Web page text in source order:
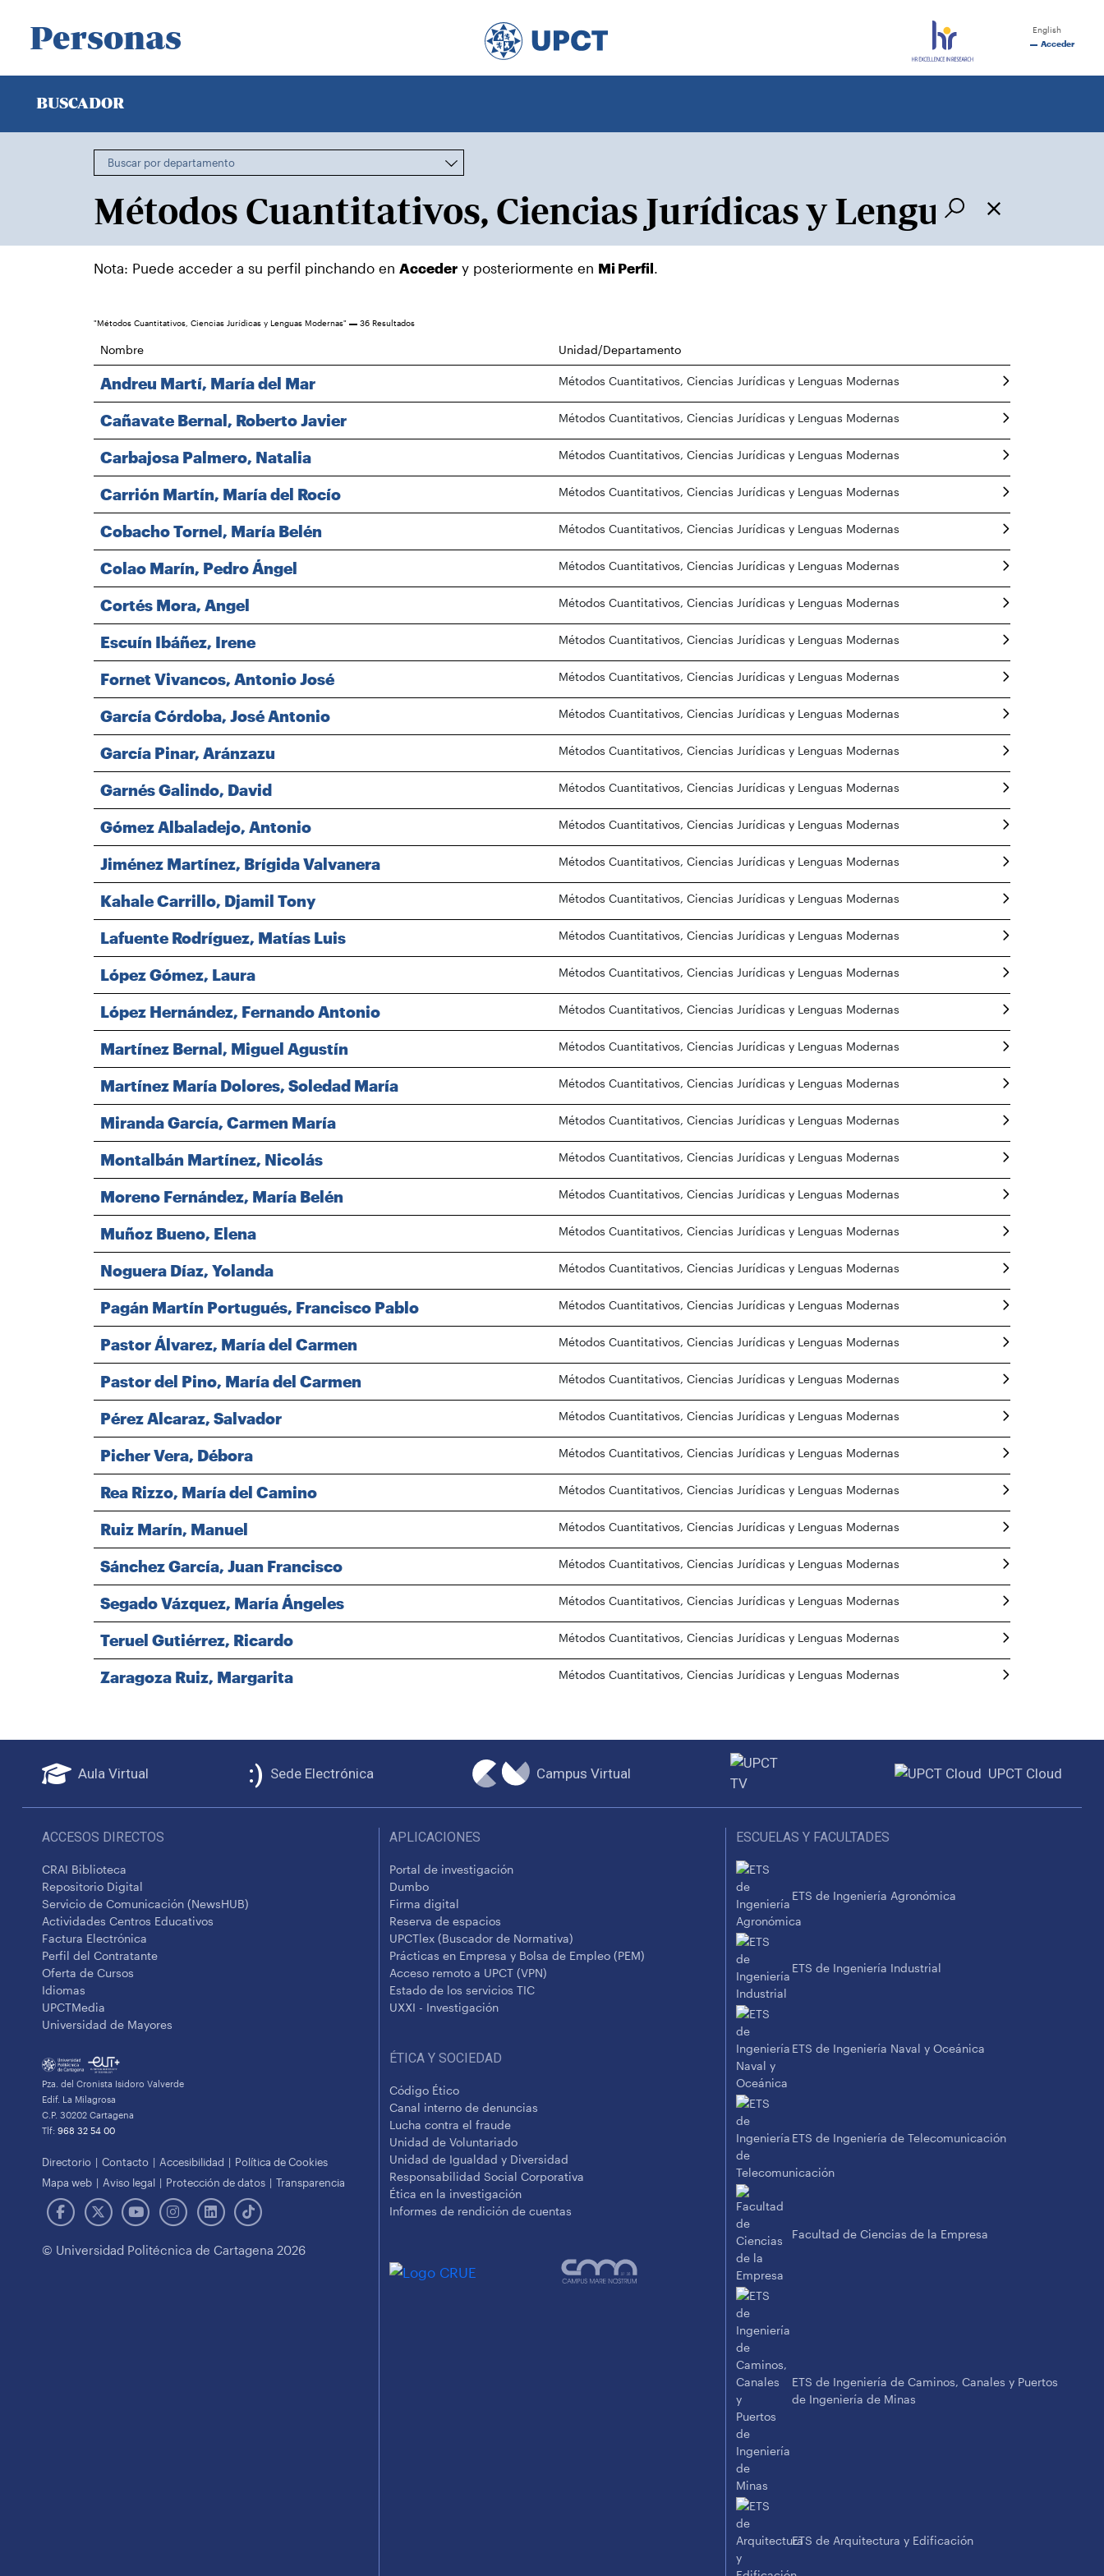
Personas
English
Acceder
BUSCADOR
Nota: Puede acceder a su perfil pinchando en Acceder y posteriormente en Mi Perfil.
"Métodos Cuantitativos, Ciencias Jurídicas y Lenguas Modernas" 36 Resultados
Nombre Unidad/Departamento
Andreu Martí, María del Mar Métodos Cuantitativos, Ciencias Jurídicas y Lenguas Modernas
Cañavate Bernal, Roberto Javier Métodos Cuantitativos, Ciencias Jurídicas y Lenguas Modernas
Carbajosa Palmero, Natalia Métodos Cuantitativos, Ciencias Jurídicas y Lenguas Modernas
Carrión Martín, María del Rocío Métodos Cuantitativos, Ciencias Jurídicas y Lenguas Modernas
Cobacho Tornel, María Belén Métodos Cuantitativos, Ciencias Jurídicas y Lenguas Modernas
Colao Marín, Pedro Ángel Métodos Cuantitativos, Ciencias Jurídicas y Lenguas Modernas
Cortés Mora, Angel Métodos Cuantitativos, Ciencias Jurídicas y Lenguas Modernas
Escuín Ibáñez, Irene Métodos Cuantitativos, Ciencias Jurídicas y Lenguas Modernas
Fornet Vivancos, Antonio José Métodos Cuantitativos, Ciencias Jurídicas y Lenguas Modernas
García Córdoba, José Antonio Métodos Cuantitativos, Ciencias Jurídicas y Lenguas Modernas
García Pinar, Aránzazu Métodos Cuantitativos, Ciencias Jurídicas y Lenguas Modernas
Garnés Galindo, David Métodos Cuantitativos, Ciencias Jurídicas y Lenguas Modernas
Gómez Albaladejo, Antonio Métodos Cuantitativos, Ciencias Jurídicas y Lenguas Modernas
Jiménez Martínez, Brígida Valvanera Métodos Cuantitativos, Ciencias Jurídicas y Lenguas Modernas
Kahale Carrillo, Djamil Tony Métodos Cuantitativos, Ciencias Jurídicas y Lenguas Modernas
Lafuente Rodríguez, Matías Luis Métodos Cuantitativos, Ciencias Jurídicas y Lenguas Modernas
López Gómez, Laura Métodos Cuantitativos, Ciencias Jurídicas y Lenguas Modernas
López Hernández, Fernando Antonio Métodos Cuantitativos, Ciencias Jurídicas y Lenguas Modernas
Martínez Bernal, Miguel Agustín Métodos Cuantitativos, Ciencias Jurídicas y Lenguas Modernas
Martínez María Dolores, Soledad María Métodos Cuantitativos, Ciencias Jurídicas y Lenguas Modernas
Miranda García, Carmen María Métodos Cuantitativos, Ciencias Jurídicas y Lenguas Modernas
Montalbán Martínez, Nicolás Métodos Cuantitativos, Ciencias Jurídicas y Lenguas Modernas
Moreno Fernández, María Belén Métodos Cuantitativos, Ciencias Jurídicas y Lenguas Modernas
Muñoz Bueno, Elena Métodos Cuantitativos, Ciencias Jurídicas y Lenguas Modernas
Noguera Díaz, Yolanda Métodos Cuantitativos, Ciencias Jurídicas y Lenguas Modernas
Pagán Martín Portugués, Francisco Pablo Métodos Cuantitativos, Ciencias Jurídicas y Lenguas Modernas
Pastor Álvarez, María del Carmen Métodos Cuantitativos, Ciencias Jurídicas y Lenguas Modernas
Pastor del Pino, María del Carmen Métodos Cuantitativos, Ciencias Jurídicas y Lenguas Modernas
Pérez Alcaraz, Salvador Métodos Cuantitativos, Ciencias Jurídicas y Lenguas Modernas
Picher Vera, Débora Métodos Cuantitativos, Ciencias Jurídicas y Lenguas Modernas
Rea Rizzo, María del Camino Métodos Cuantitativos, Ciencias Jurídicas y Lenguas Modernas
Ruiz Marín, Manuel Métodos Cuantitativos, Ciencias Jurídicas y Lenguas Modernas
Sánchez García, Juan Francisco Métodos Cuantitativos, Ciencias Jurídicas y Lenguas Modernas
Segado Vázquez, María Ángeles Métodos Cuantitativos, Ciencias Jurídicas y Lenguas Modernas
Teruel Gutiérrez, Ricardo Métodos Cuantitativos, Ciencias Jurídicas y Lenguas Modernas
Zaragoza Ruiz, Margarita Métodos Cuantitativos, Ciencias Jurídicas y Lenguas Modernas
Aula Virtual Sede Electrónica Campus Virtual UPCT Cloud
ACCESOS DIRECTOS
CRAI Biblioteca
Repositorio Digital
Servicio de Comunicación (NewsHUB)
Actividades Centros Educativos
Factura Electrónica
Perfil del Contratante
Oferta de Cursos
Idiomas
UPCTMedia
Universidad de Mayores
Pza. del Cronista Isidoro Valverde
Edif. La Milagrosa
C.P. 30202 Cartagena
Tlf: 968 32 54 00
Directorio Contacto Accesibilidad
Política de Cookies
Mapa web
Aviso legal Protección de datos Transparencia
© Universidad Politécnica de Cartagena 2026
APLICACIONES
Portal de investigación
Dumbo
Firma digital
Reserva de espacios
UPCTlex (Buscador de Normativa)
Prácticas en Empresa y Bolsa de Empleo (PEM)
Acceso remoto a UPCT (VPN)
Estado de los servicios TIC
UXXI - Investigación
ÉTICA Y SOCIEDAD
Código Ético
Canal interno de denuncias
Lucha contra el fraude
Unidad de Voluntariado
Unidad de Igualdad y Diversidad
Responsabilidad Social Corporativa
Ética en la investigación
Informes de rendición de cuentas
ESCUELAS Y FACULTADES
ETS de Ingeniería Agronómica
ETS de Ingeniería Industrial
ETS de Ingeniería Naval y Oceánica
ETS de Ingeniería de Telecomunicación
Facultad de Ciencias de la Empresa
ETS de Ingeniería de Caminos, Canales y Puertos
de Ingeniería de Minas
ETS de Arquitectura y Edificación